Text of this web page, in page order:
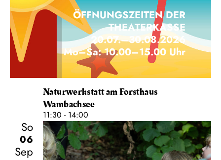
ÖFFNUNGSZEITEN DER
THEATERKASSE
20.07.–30.08.2026
Mo–Sa: 10.00–15.00 Uhr
Naturwerkstatt am Forsthaus
Wambachsee
11:30 - 14:00
So
06
Sep